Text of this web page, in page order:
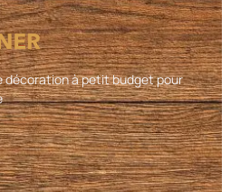
décoration à petit budget pour